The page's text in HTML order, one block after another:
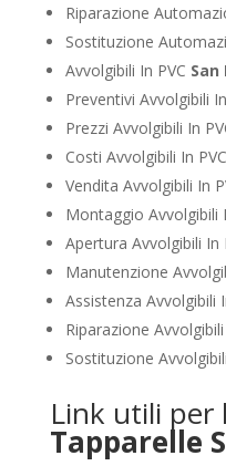
Riparazione
Sostituzione
Avvolgibili In PVC San
Preventivi Avvolgibili
Prezzi Avvolgibili In
Costi Avvolgibili In PVC
Vendita Avvolgibili In
Montaggio Avvolgibili
Apertura Avvolgibili In
Manutenzione
Assistenza Avvolgibili
Riparazione Avvolgibili
Sostituzione
Link utili per
Tapparelle